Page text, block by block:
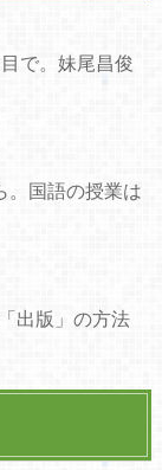
で。妹尾昌俊
。国語の授業は
出版」の方法